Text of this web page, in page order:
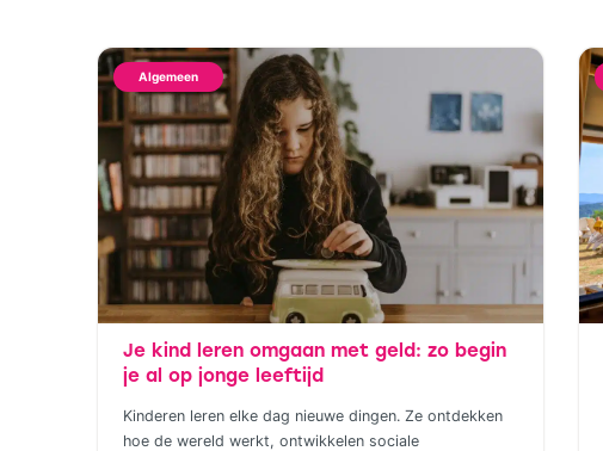
Algemeen
Je kind leren omgaan met geld: zo begin
je al op jonge leeftijd
Kinderen leren elke dag nieuwe dingen. Ze ontdekken
hoe de wereld werkt, ontwikkelen sociale